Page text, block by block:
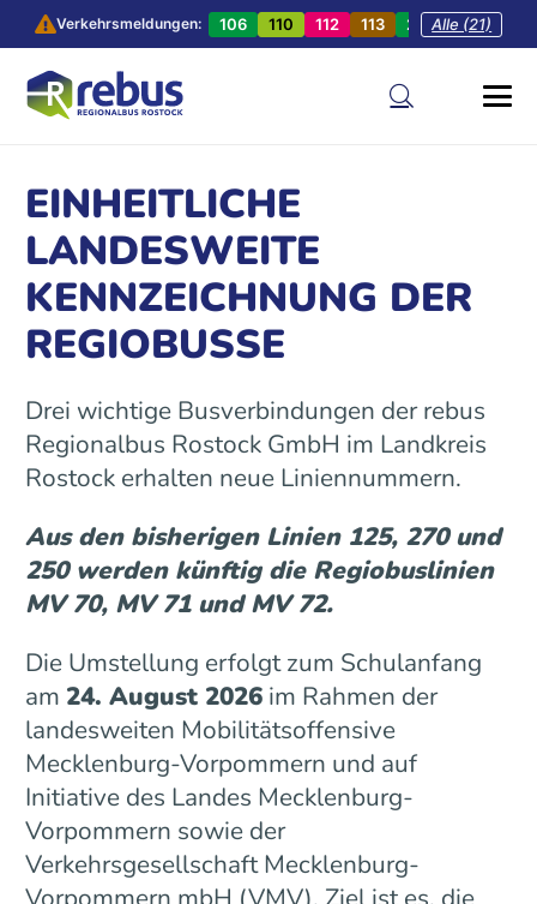
Verkehrsmeldungen: 106 110 112 113 201 202
Alle (21)
EINHEITLICHE
LANDESWEITE
KENNZEICHNUNG DER
REGIOBUSSE
Drei wichtige Busverbindungen der rebus
Regionalbus Rostock GmbH im Landkreis
Rostock erhalten neue Liniennummern.
Aus den bisherigen Linien 125, 270 und
250 werden künftig die Regiobuslinien
MV 70, MV 71 und MV 72.
Die Umstellung erfolgt zum Schulanfang
am 24. August 2026im Rahmen der
landesweiten Mobilitätsoffensive
Mecklenburg-Vorpommern und auf
Initiative des Landes Mecklenburg-
Vorpommern sowie der
Verkehrsgesellschaft Mecklenburg-